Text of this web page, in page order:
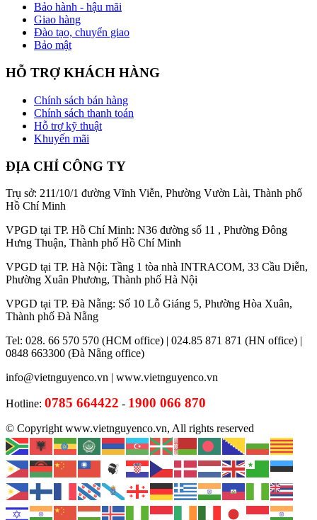
Bảo hành - hậu mãi
Giao hàng
Đào tạo, chuyển giao
Bảo mật
HỖ TRỢ KHÁCH HÀNG
Chính sách bán hàng
Chính sách thanh toán
Hỗ trợ kỹ thuật
Khuyến mãi
ĐỊA CHỈ CÔNG TY
Trụ sở: 211/10/1 đường Vĩnh Viễn, Phường Vườn Lài, Thành phố
Hồ Chí Minh
VPGD tại TP. Hồ Chí Minh: N36 đường số 11 , Phường Đông
Hưng Thuận, Thành phố Hồ Chí Minh
VPGD tại TP. Hà Nội: Tầng 1 tòa nhà INTRACOM, 33 Cầu Diễn,
Phường Xuân Phương, Thành phố Hà Nội
VPGD tại TP. Đà Nẵng: Số 10 Lỗ Giáng 5, Phường Hòa Xuân,
Thành phố Đà Nẵng
Tel: 028. 66 570 570 (HCM office) | 024.85 871 871 (HN office) |
0848 663300 (Đà Nẵng office)
info@vietnguyenco.vn | www.vietnguyenco.vn
Hotline: 0785 664422 - 1900 066 870
© Copyright www.vietnguyenco.vn, All rights reserved